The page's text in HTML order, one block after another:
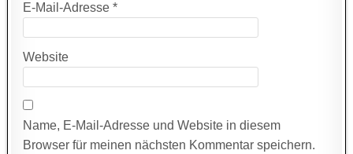
E-Mail-Adresse*
Website
Name, E-Mail-Adresse und Website in diesem
Browser für meinen nächsten Kommentar speichern.